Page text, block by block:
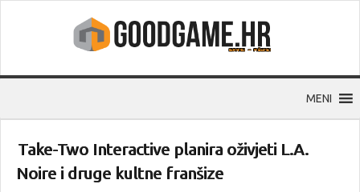
MENI
Take-Two Interactive planira oživjeti L.A.
Noire i druge kultne franšize